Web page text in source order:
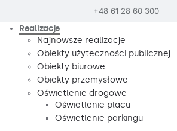
+48 61 28 60 300
Realizacje
Najnowsze realizacje
Obiekty użyteczności publicznej
Obiekty biurowe
Obiekty przemysłowe
Oświetlenie drogowe
Oświetlenie placu
Oświetlenie parkingu